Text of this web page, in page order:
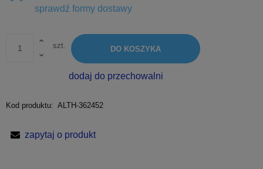
Cena nie zawiera ewentualnych kosztów płatności
sprawdź formy dostawy
szt. DO KOSZYKA
dodaj do przechowalni
Kod produktu: ALTH-362452
zapytaj o produkt